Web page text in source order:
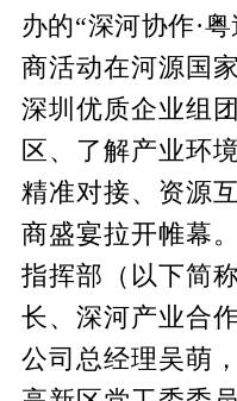
办的“深河协作·
商活动在河源国
深圳优质企业组
区、了解产业环
精准对接、资源
商盛宴拉开帷幕
指挥部（以下简
长、深河产业合
公司总经理吴萌